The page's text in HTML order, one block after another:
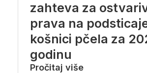
zahteva za
prava na
košnici pčela za
godinu
Pročitaj više